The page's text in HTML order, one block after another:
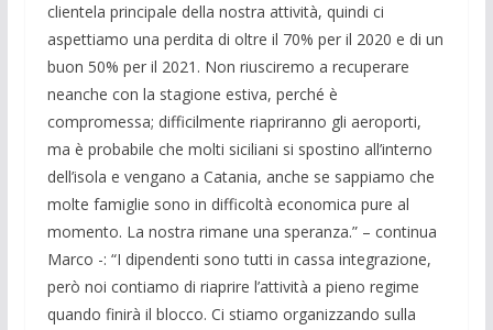
clientela principale della nostra attività, quindi ci
aspettiamo una perdita di oltre il 70% per il 2020 e di un
buon 50% per il 2021. Non riusciremo a recuperare
neanche con la stagione estiva, perché è
compromessa; difficilmente riapriranno gli aeroporti,
ma è probabile che molti siciliani si spostino all’interno
dell’isola e vengano a Catania, anche se sappiamo che
molte famiglie sono in difficoltà economica pure al
momento. La nostra rimane una speranza.” – continua
Marco -: “I dipendenti sono tutti in cassa integrazione,
però noi contiamo di riaprire l’attività a pieno regime
quando finirà il blocco. Ci stiamo organizzando sulla